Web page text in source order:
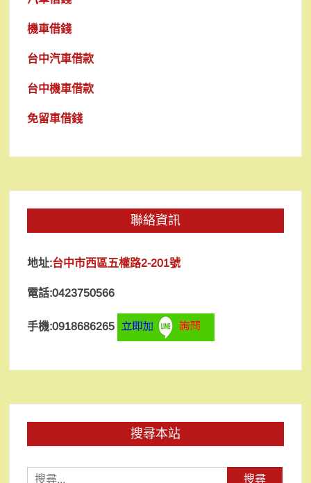
機車借錢
台中汽車借款
台中機車借款
免留車借錢
聯絡資訊
地址:台中市西區五權路2-201號
電話:0423750566
手機:0918686265
搜尋本站